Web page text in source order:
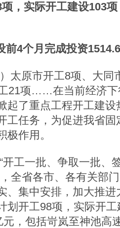
，实际开工建设103
前4个月完成投资
）太原市开工8项、大
21项……在当前经济下
起了重点工程开工建
工任务，为促进我省
作用。
开工一批、争取一批、
全省各市、各有关部
、集中安排，加大推
划开工98项，实际开
元，包括岢岚至神池高